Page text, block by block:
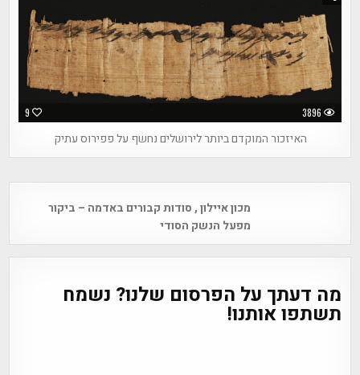
9 3896
האיזכור המוקדם ביותר לירושלים נחשף על פפירוס עתיק
navigationמכון איילון , סודות קבורים באדמה – ביקור
מפעל הנשק הסודי
מה דעתך על הפרסום שלנו? נשמח
תשתפו אותנו!